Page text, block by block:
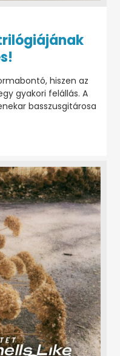
hiszen az
gyakori felállás. A
basszusgitárosa